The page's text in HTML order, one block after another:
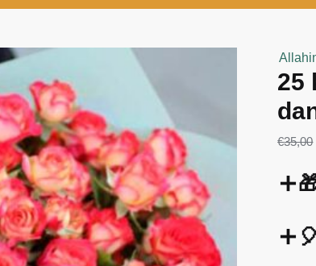
25
€35,00